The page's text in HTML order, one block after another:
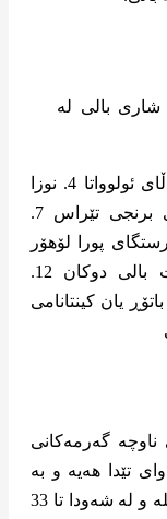
1. کەناری سانور 2. بینای تانا لۆت 3. قەڵای ئولوواتا 4. نوزا
لێمبۆنگان 5. کەناری قارچک 6. کێڵگەی برنجی تێراس 7.
مەیموونەکانی ئوبود 9. پەرستگای پورا لۆهۆر
ئولاوتا 10. کەناری کوتا 11. ئوبود ئارت بالی دوکان 12.
گڕکانی باتۆڕ یان کینتانامی
گەرمەکانی
تێدا هەیە و بە
درێژایی ساڵ پلەکانی گەرما لە نێوان 20 پلە و لە شەودا تا 33